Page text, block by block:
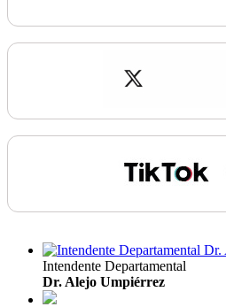
Intendente Departamental
Dr. Alejo Umpiérrez